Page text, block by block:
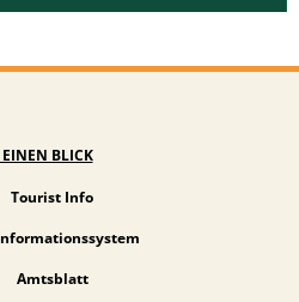
BLICK
Tourist Info
Amtsblatt